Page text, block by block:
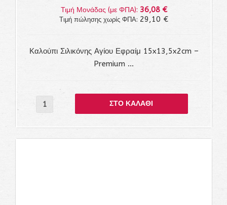
Τιμή Μονάδας (με ΦΠΑ): 36,08 €
Τιμή πώλησης χωρίς ΦΠΑ: 29,10 €
Καλούπι Σιλικόνης Αγίου Εφραίμ 15x13,5x2cm –
Premium ...